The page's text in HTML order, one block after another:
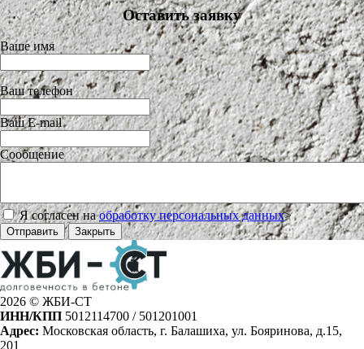
Оставить заявку
Ваше имя
Ваш телефон
Ваш E-mail
Сообщение
Я согласен наобработку персональных данных>
Отправить Закрыть
2026 © ЖБИ-СТ
ИНН/КПП 5012114700 / 501201001
Адрес: Московская область, г. Балашиха, ул. Бояринова, д.15,
201